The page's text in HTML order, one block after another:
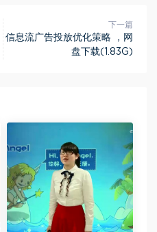
下一篇
信息流广告投放优化策略 ，网
盘下载(1.83G)